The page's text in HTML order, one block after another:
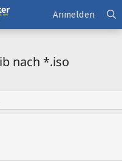
Anmelden
nach *.iso